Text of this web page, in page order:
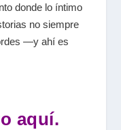
donde lo íntimo
no siempre
—y ahí es
aquí.